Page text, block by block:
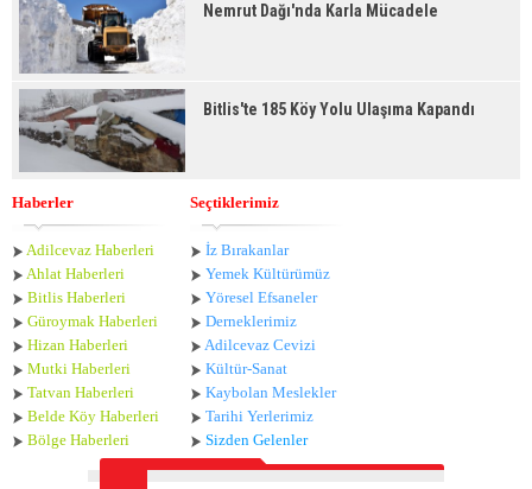
Nemrut Dağı'nda Karla Mücadele
Bitlis'te 185 Köy Yolu Ulaşıma Kapandı
Haberler
Adilcevaz Haberleri
Ahlat Haberleri
Bitlis Haberleri
Güroymak Haberleri
Hizan Haberleri
Mutki Haberleri
Tatvan Haberleri
Belde Köy Haberleri
Bölge Haberleri
Seçtiklerimiz
İz Bırakanlar
Yemek Kültürümüz
Yöresel Efsaneler
Derneklerimiz
Adilcevaz Cevizi
Kültür-Sanat
Kaybolan Meslekler
Tarihi Yerlerimiz
Sizden Gelenler